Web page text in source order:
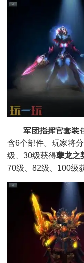
军团指挥官套装
含6个部件。玩家将
级、30级获得孽龙之
70级、82级、100级